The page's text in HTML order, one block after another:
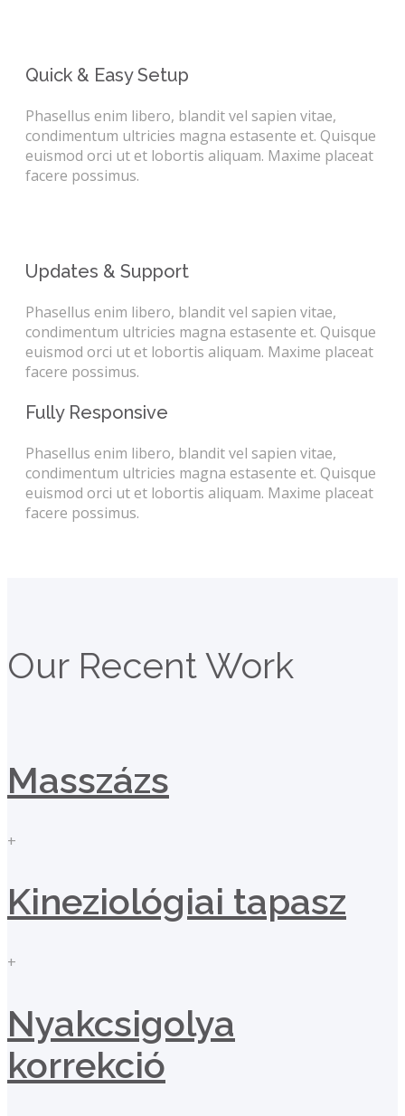
Quick & Easy Setup
Phasellus enim libero, blandit vel sapien vitae,
condimentum ultricies magna estasente et. Quisque
euismod orci ut et lobortis aliquam. Maxime placeat
facere possimus.
Updates & Support
Phasellus enim libero, blandit vel sapien vitae,
condimentum ultricies magna estasente et. Quisque
euismod orci ut et lobortis aliquam. Maxime placeat
facere possimus.
Fully Responsive
Phasellus enim libero, blandit vel sapien vitae,
condimentum ultricies magna estasente et. Quisque
euismod orci ut et lobortis aliquam. Maxime placeat
facere possimus.
Our Recent Work
Masszázs
+
Kineziológiai tapasz
+
Nyakcsigolya
korrekció